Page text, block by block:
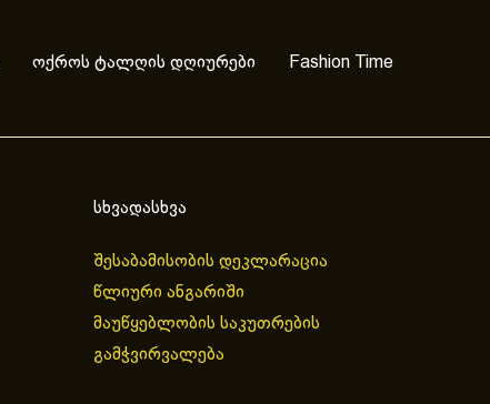
ოქროს ტალღის დღიურები Fashion Time
სხვადასხვა
შესაბამისობის დეკლარაცია
წლიური ანგარიში
მაუწყებლობის საკუთრების
გამჭვირვალება